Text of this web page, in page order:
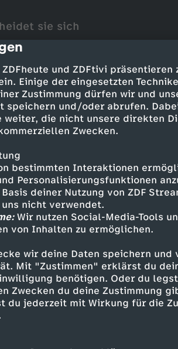
und ZDFtivi präsentieren
Einige der eingesetzten
Zustimmung dürfen wir und
speichern und/oder abrufen.
die nicht unsere direkten
Zwecken.
bestimmten Interaktionen
Personalisierungsfunktionen
deiner Nutzung von ZDF
nicht verwendet.
Wir nutzen Social-Media-Tools
von Inhalten zu ermöglichen.
wir deine Daten speichern
Mit "Zustimmen" erklärst du
benötigen. Oder du
Zwecken du deine Zustimmung
du jederzeit mit Wirkung für die
sie sich
Untertitel Coldmirror